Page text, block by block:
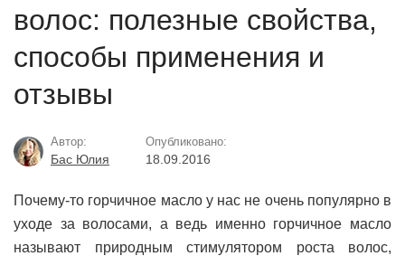
волос: полезные свойства,
способы применения и
отзывы
Автор:
Бас Юлия
Опубликовано:
18.09.2016
Почему-то горчичное масло у нас не очень популярно в
уходе за волосами, а ведь именно горчичное масло
называют природным стимулятором роста волос,